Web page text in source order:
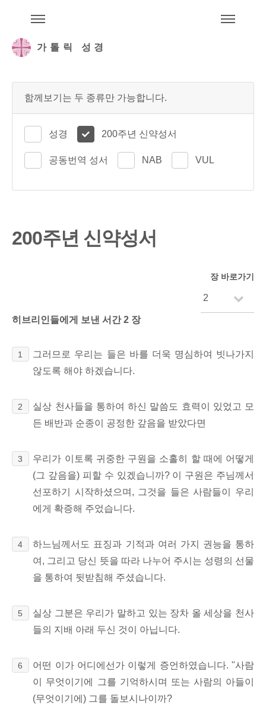
가톨릭 성경
함께보기는 두 종류만 가능합니다.
성경 200주년 신약성서
공동번역 성서 NAB VUL
200주년 신약성서
장 바로가기
히브리인들에게 보낸 서간 2 장
1
그러므로 우리는 들은 바를 더욱 명심하여 빗나가지
않도록 해야 하겠습니다.
2
실상 천사들을 통하여 하신 말씀도 효력이 있었고 모
든 배반과 순종이 공정한 갚음을 받았다면
3
우리가 이토록 귀중한 구원을 소홀히 할 때에 어떻게
(그 갚음을) 피할 수 있겠습니까? 이 구원은 주님께서
선포하기 시작하셨으며, 그것을 들은 사람들이 우리
에게 확증해 주었습니다.
4
하느님께서도 표징과 기적과 여러 가지 권능을 통하
여, 그리고 당신 뜻을 따라 나누어 주시는 성령의 선물
을 통하여 뒷받침해 주셨습니다.
5
실상 그분은 우리가 말하고 있는 장차 올 세상을 천사
들의 지배 아래 두신 것이 아닙니다.
6
어떤 이가 어디에선가 이렇게 증언하였습니다. "사람
이 무엇이기에 그를 기억하시며 또는 사람의 아들이
(무엇이기에) 그를 돌보시나이까?